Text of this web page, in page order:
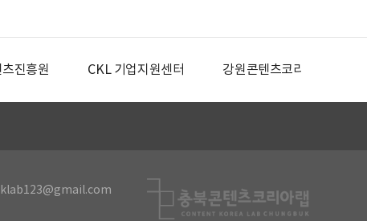
진흥원 CKL 기업지원센터 강원콘텐츠코리아랩